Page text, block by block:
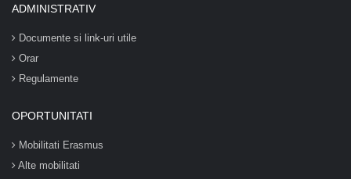
ADMINISTRATIV
Documente si link-uri utile
Orar
Regulamente
OPORTUNITATI
Mobilitati Erasmus
Alte mobilitati